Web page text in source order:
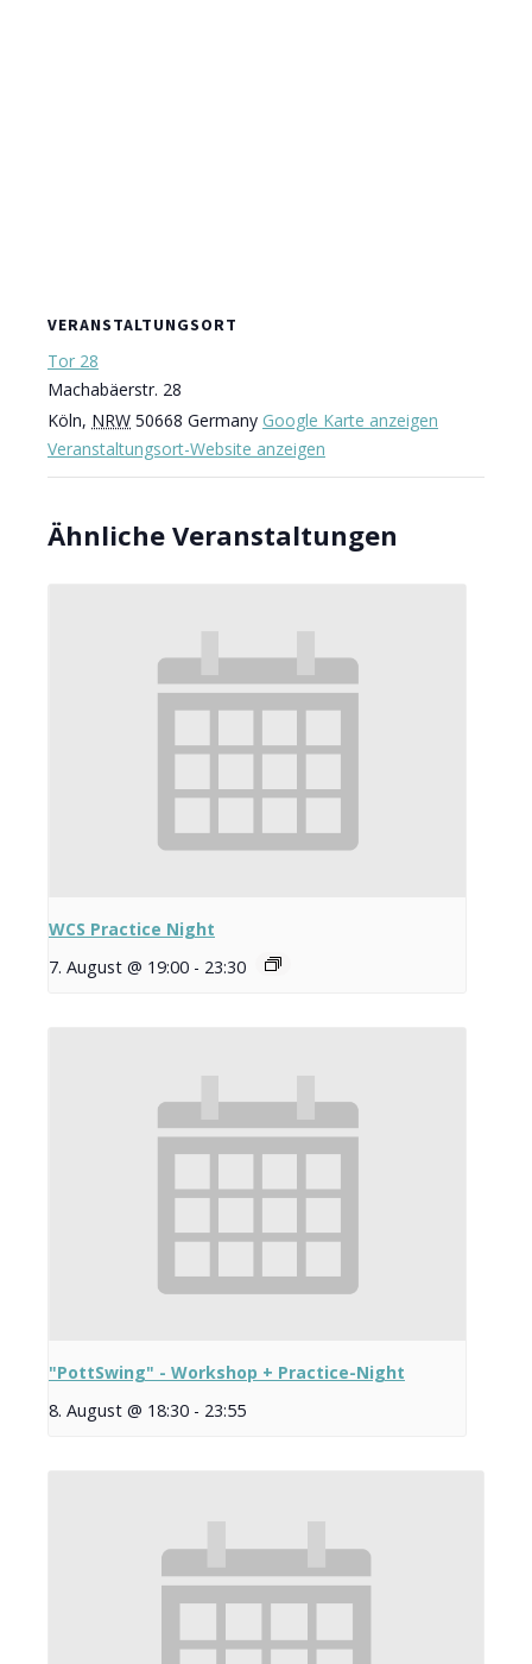
VERANSTALTUNGSORT
Tor 28
Machabäerstr. 28
Köln, NRW 50668 Germany Google Karte anzeigen
Veranstaltungsort-Website anzeigen
Ähnliche Veranstaltungen
WCS Practice Night
7. August @ 19:00 - 23:30
"PottSwing" - Workshop + Practice-Night
8. August @ 18:30 - 23:55